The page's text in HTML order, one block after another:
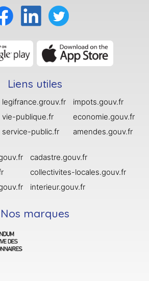
Liens utiles
legifrance.grouv.fr
vie-publique.fr
service-public.fr
impots.gouv.fr
economie.gouv.fr
amendes.gouv.fr
cadastre.gouv.fr
collectivites-locales.gouv.fr
interieur.gouv.fr
Nos marques